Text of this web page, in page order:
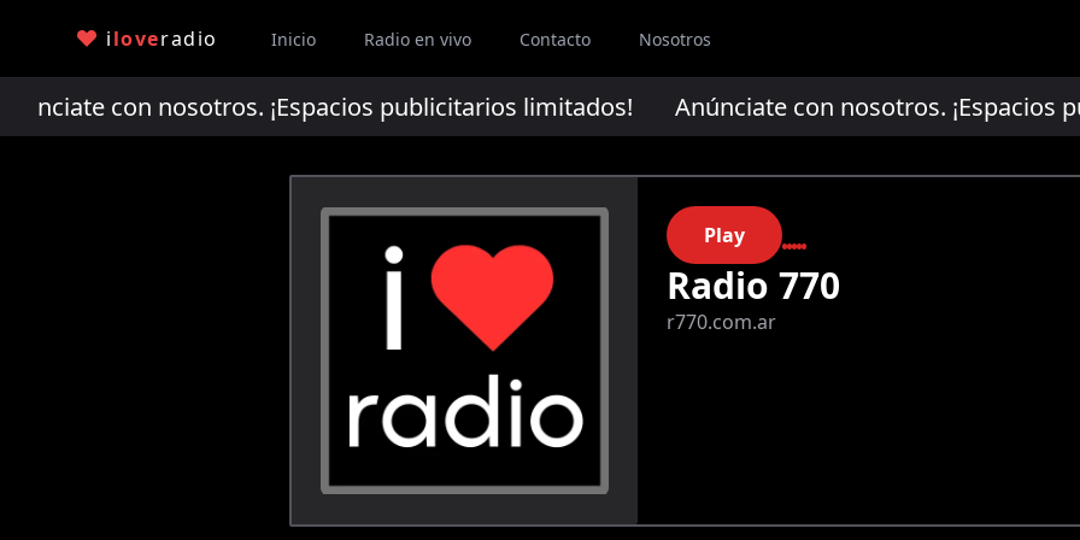
iloveradio Inicio Radio en vivo Contacto Nosotros
con nosotros. ¡Espacios publicitarios limitados!Anúnciate con nosotros. ¡Espacios
Play
Radio 770
r770.com.ar